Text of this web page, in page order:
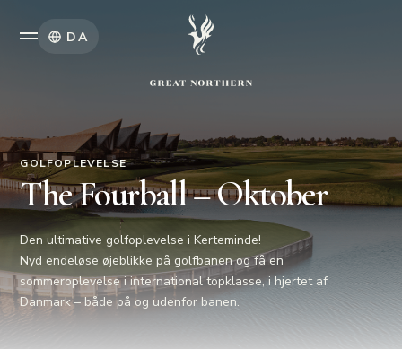
DA
GOLFOPLEVELSE
The Fourball – Oktober
Den ultimative golfoplevelse i Kerteminde!
Nyd endeløse øjeblikke på golfbanen og få en
sommeroplevelse i international topklasse, i hjertet af
Danmark – både på og udenfor banen.